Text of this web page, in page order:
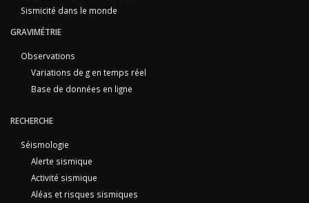
Sismicité dans le monde
GRAVIMÉTRIE
Observations
Variations de g en temps réel
Base de données en ligne
RECHERCHE
Séismologie
Alerte sismique
Activité sismique
Aléas et risques sismiques